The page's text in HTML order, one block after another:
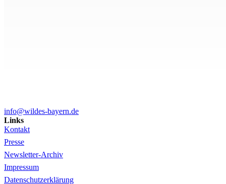
info@wildes-bayern.de
Links
Kontakt
Presse
Newsletter-Archiv
Impressum
Datenschutzerklärung